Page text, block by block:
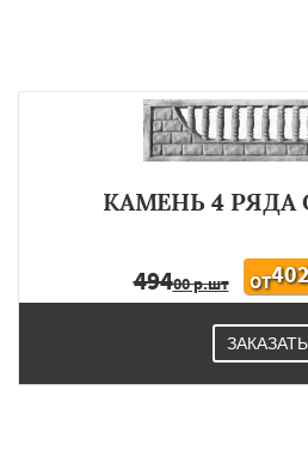
КАМЕНЬ 4 РЯДА
49400 р.шт ОТ
ЗАКАЗАТЬ